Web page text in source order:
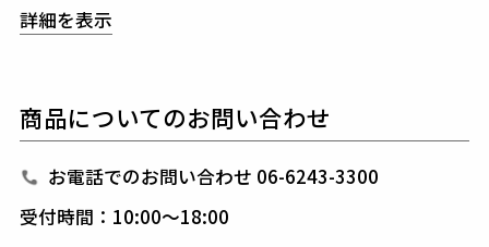
一枚仕立で軽く仕上げました。
共生地で作られた専用ポーチを付属することでどこで
ポーチと一緒に同封しております。
生産国：日本
詳細を表示
商品についてのお問い合わせ
お電話でのお問い合わせ 06-6243-3300
受付時間：10:00～18:00